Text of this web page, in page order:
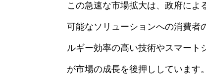
この急速な市場拡大は、政府によ
可能なソリューションへの消費者
ルギー効率の高い技術やスマート
が市場の成長を後押ししています。